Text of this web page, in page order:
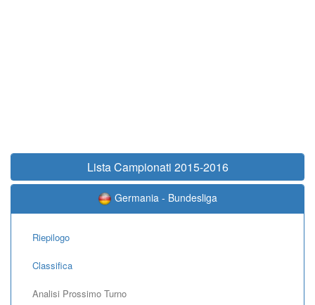
Lista Campionati 2015-2016
Germania - Bundesliga
Riepilogo
Classifica
Analisi Prossimo Turno